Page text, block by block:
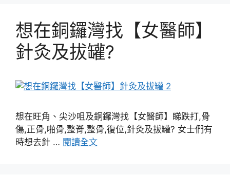
想在銅鑼灣找【女醫師】
針灸及拔罐?
想在旺角、尖沙咀及銅鑼灣找【女醫師】睇跌打,骨
傷,正骨,啪骨,整脊,整骨,復位,針灸及拔罐? 女士們有
時想去針 … 閱讀全文